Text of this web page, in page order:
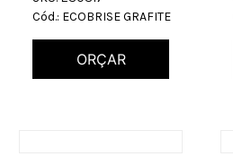
Cód.: ECOBRISE GRAFITE
ORÇAR